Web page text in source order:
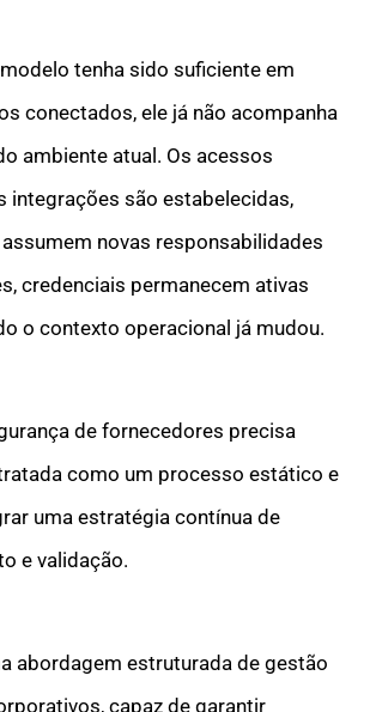
tenha sido suficiente em
conectados, ele já não acompanha
ambiente atual. Os acessos
integrações são estabelecidas,
novas responsabilidades
credenciais permanecem ativas
o contexto operacional já mudou.
de fornecedores precisa
como um processo estático e
uma estratégia contínua de
e validação.
abordagem estruturada de gestão
capaz de garantir